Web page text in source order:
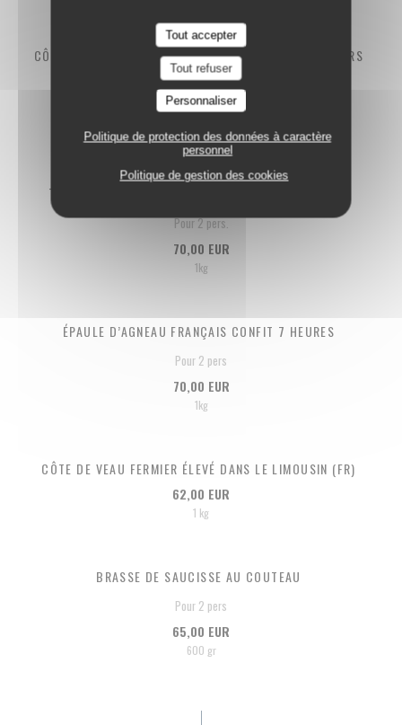
Tout accepter
Tout refuser
Personnaliser
Politique de protection des données à caractère
personnel
Politique de gestion des cookies
CÔTE DE BOEUF SÉLECTION EUROPE, MATURÉE 45 JOURS
Pour 2 pers.
90,00 EUR
1,2kg
T. BONE DE BŒUF NORMAND (FR) MATURÉ 30 JOURS
Pour 2 pers.
70,00 EUR
1kg
ÉPAULE D’AGNEAU FRANÇAIS CONFIT 7 HEURES
Pour 2 pers
70,00 EUR
1kg
CÔTE DE VEAU FERMIER ÉLEVÉ DANS LE LIMOUSIN (FR)
62,00 EUR
1 kg
BRASSE DE SAUCISSE AU COUTEAU
Pour 2 pers
65,00 EUR
600 gr